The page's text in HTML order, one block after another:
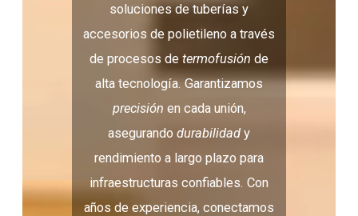
soluciones de tuberías y
accesorios de polietileno a través
de procesos de termofusión de
alta tecnología. Garantizamos
precisión en cada unión,
asegurando durabilidad y
rendimiento a largo plazo para
infraestructuras confiables. Con
años de experiencia, conectamos